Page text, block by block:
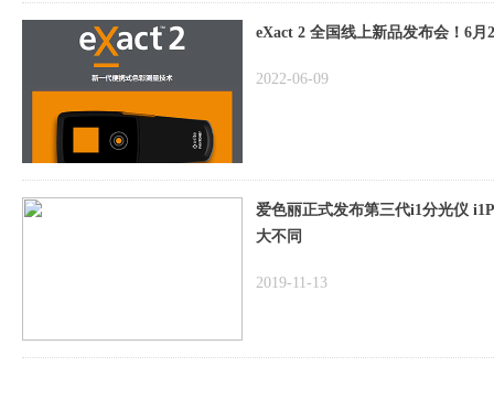
eXact 2 全国线上新品发布会！6月
2022-06-09
爱色丽正式发布第三代i1分光仪
大不同
2019-11-13